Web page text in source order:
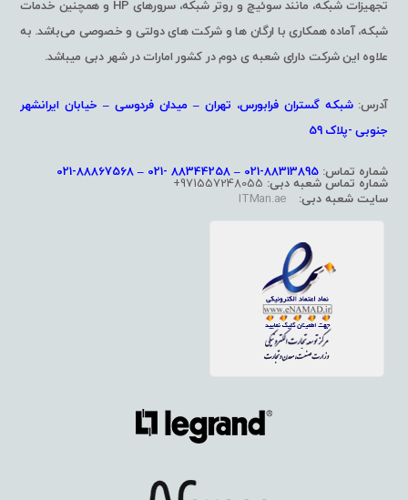
تجهیزات شبکه، مانند سوئیچ و روتر شبکه، سرورهای HP و همچنین خدمات
شبکه، آماده همکاری با ارگان ها و شرکت های دولتی و خصوصی می‌باشد. به
علاوه این شرکت دارای شعبه ی دوم در کشور امارات در شهر دبی میباشد.
آدرس:شبکه گستران فرابورس، تهران – میدان فردوسی – خیابان ایرانشهر
جنوبی -پلاک 59
شماره تماس: 88313895-021 – 88344258 -021 – 88867568-021
شماره تماس شعبه دبی:
سایت شعبه دبی: ITMan.ae